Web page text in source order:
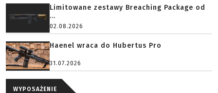
Limitowane zestawy Breaching Package od
...
02.08.2026
Haenel wraca do Hubertus Pro
31.07.2026
WYPOSAŻENIE